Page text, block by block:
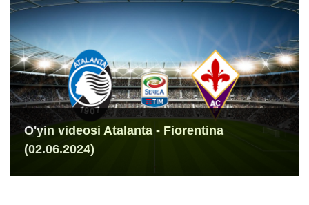
O'yin videosi Atalanta - Fiorentina
(02.06.2024)